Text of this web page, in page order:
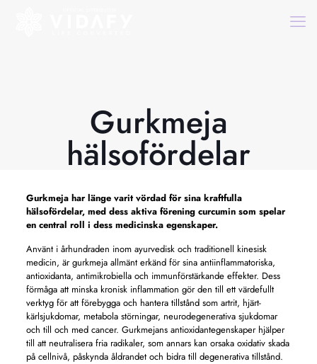
Gurkmeja
hälsofördelar
Gurkmeja har länge varit vördad för sina kraftfulla
hälsofördelar, med dess aktiva förening curcumin som spelar
en central roll i dess medicinska egenskaper.
Använt i århundraden inom ayurvedisk och traditionell kinesisk
medicin, är gurkmeja allmänt erkänd för sina antiinflammatoriska,
antioxidanta, antimikrobiella och immunförstärkande effekter. Dess
förmåga att minska kronisk inflammation gör den till ett värdefullt
verktyg för att förebygga och hantera tillstånd som artrit, hjärt-
kärlsjukdomar, metabola störningar, neurodegenerativa sjukdomar
och till och med cancer. Gurkmejans antioxidantegenskaper hjälper
till att neutralisera fria radikaler, som annars kan orsaka oxidativ skada
på cellnivå, påskynda åldrandet och bidra till degenerativa tillstånd.